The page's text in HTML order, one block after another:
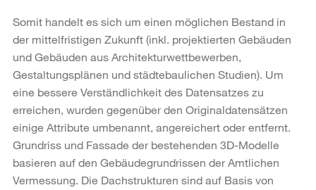
Somit handelt es sich um einen möglichen Bestand in
der mittelfristigen Zukunft (inkl. projektierten Gebäuden
und Gebäuden aus Architekturwettbewerben,
Gestaltungsplänen und städtebaulichen Studien). Um
eine bessere Verständlichkeit des Datensatzes zu
erreichen, wurden gegenüber den Originaldatensätzen
einige Attribute umbenannt, angereichert oder entfernt.
Grundriss und Fassade der bestehenden 3D-Modelle
basieren auf den Gebäudegrundrissen der Amtlichen
Vermessung. Die Dachstrukturen sind auf Basis von